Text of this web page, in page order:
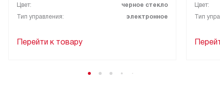
Цвет:
черное стекло
Тип управления:
электронное
Перейти к товару
Цвет:
Тип